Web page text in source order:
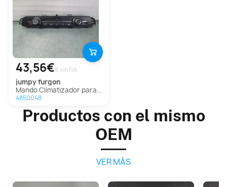
43,56€€ sin IVA
jumpy furgon
Mando Climatizador para Citroën Jumpy Furgon
4850048
Productos con el mismo
OEM
VER MÁS